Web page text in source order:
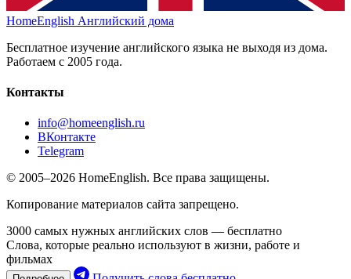
HomeEnglish Английский дома
Бесплатное изучение английского языка не выходя из дома.
Работаем с 2005 года.
Контакты
info@homeenglish.ru
ВКонтакте
Telegram
© 2005–2026 HomeEnglish. Все права защищены.
Копирование материалов сайта запрещено.
3000 самых нужных английских слов — бесплатно
Слова, которые реально используют в жизни, работе и
фильмах